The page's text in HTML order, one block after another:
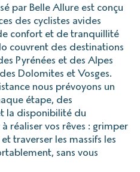
par Belle Allure est conçu
des cyclistes avides
confort et de tranquillité
couvrent des destinations
Pyrénées et des Alpes
Dolomites et Vosges.
nous prévoyons un
étape, des
la disponibilité du
réaliser vos rêves : grimper
traverser les massifs les
sans vous